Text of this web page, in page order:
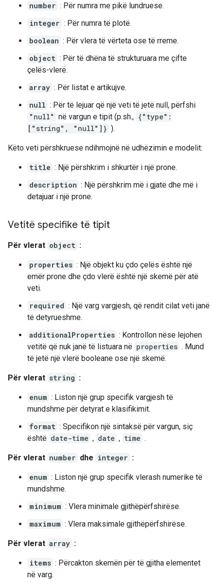
number : Për numra me pikë lundruese.
integer : Për numra të plotë.
boolean : Për vlera të vërteta ose të rreme.
object : Për të dhëna të strukturuara me çifte
çelës-vlerë.
array : Për listat e artikujve.
null : Për të lejuar që një veti të jetë null, përfshi
"null" në vargun e tipit (p.sh., {"type":
["string", "null"]} ).
Këto veti përshkruese ndihmojnë në udhëzimin e modelit:
title : Një përshkrim i shkurtër i një prone.
description : Një përshkrim më i gjatë dhe më i
detajuar i një prone.
Vetitë specifike të tipit
Për vlerat object :
properties : Një objekt ku çdo çelës është një
emër prone dhe çdo vlerë është një skemë për atë
veti.
required : Një varg vargjesh, që rendit cilat veti janë
të detyrueshme.
additionalProperties : Kontrollon nëse lejohen
vetitë që nuk janë të listuara në properties . Mund
të jetë një vlerë booleane ose një skemë.
Për vlerat string :
enum : Liston një grup specifik vargjesh të
mundshme për detyrat e klasifikimit.
format : Specifikon një sintaksë për vargun, siç
është date-time , date , time .
Për vlerat number dhe integer :
enum : Liston një grup specifik vlerash numerike të
mundshme.
minimum : Vlera minimale gjithëpërfshirëse.
maximum : Vlera maksimale gjithëpërfshirëse.
Për vlerat array :
items : Përcakton skemën për të gjitha elementet
në varg.